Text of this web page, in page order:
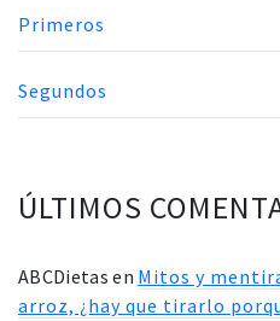
Primeros
Segundos
ÚLTIMOS
ABCDietas en Mitos y
arroz, ¿hay que tirarlo